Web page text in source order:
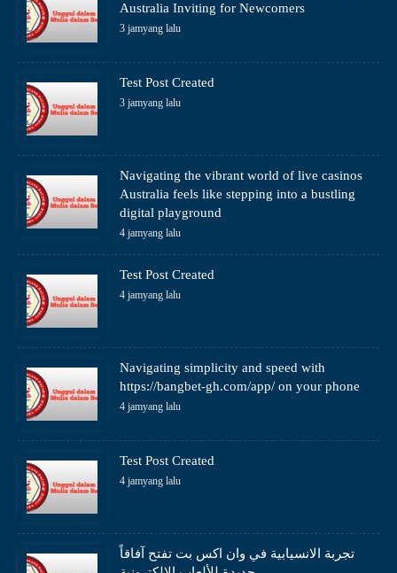
Australia Inviting for Newcomers
3 jamyang lalu
Test Post Created
3 jamyang lalu
Navigating the vibrant world of live casinos
Australia feels like stepping into a bustling
digital playground
4 jamyang lalu
Test Post Created
4 jamyang lalu
Navigating simplicity and speed with
https://bangbet-gh.com/app/ on your phone
4 jamyang lalu
Test Post Created
4 jamyang lalu
تجربة الانسيابية في وان اكس بت تفتح آفاقاً